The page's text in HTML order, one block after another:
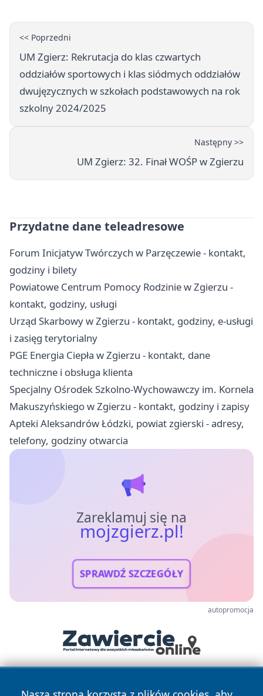
<< Poprzedni
UM Zgierz: Rekrutacja do klas czwartych
oddziałów sportowych i klas siódmych oddziałów
dwujęzycznych w szkołach podstawowych na rok
szkolny 2024/2025
Następny >>
UM Zgierz: 32. Finał WOŚP w Zgierzu
Przydatne dane teleadresowe
Forum Inicjatyw Twórczych w Parzęczewie - kontakt,
godziny i bilety
Powiatowe Centrum Pomocy Rodzinie w Zgierzu -
kontakt, godziny, usługi
Urząd Skarbowy w Zgierzu - kontakt, godziny, e-usługi
i zasięg terytorialny
PGE Energia Ciepła w Zgierzu - kontakt, dane
techniczne i obsługa klienta
Specjalny Ośrodek Szkolno-Wychowawczy im. Kornela
Makuszyńskiego w Zgierzu - kontakt, godziny i zapisy
Apteki Aleksandrów Łódzki, powiat zgierski - adresy,
telefony, godziny otwarcia
Zareklamuj się na
mojzgierz.pl!
SPRAWDŹ SZCZEGÓŁY
autopromocja